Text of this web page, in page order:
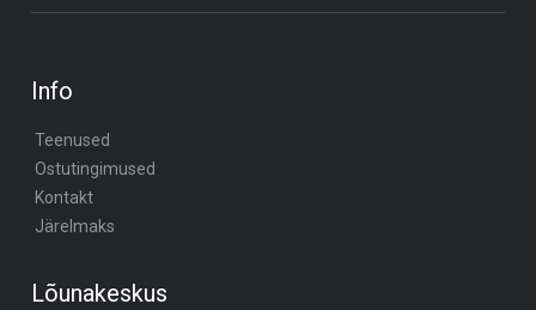
Info
Teenused
Ostutingimused
Kontakt
Järelmaks
Lõunakeskus